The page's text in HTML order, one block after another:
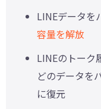
LINEデータを
容量を解放
LINEのトーク
どのデータを
に復元